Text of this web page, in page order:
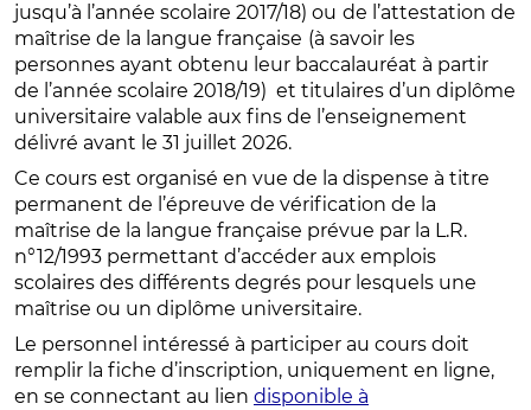
jusqu’à l’année scolaire 2017/18) ou de l’attestation de
maîtrise de la langue française (à savoir les
personnes ayant obtenu leur baccalauréat à partir
de l’année scolaire 2018/19) et titulaires d’un diplôme
universitaire valable aux fins de l’enseignement
délivré avant le 31 juillet 2026.
Ce cours est organisé en vue de la dispense à titre
permanent de l’épreuve de vérification de la
maîtrise de la langue française prévue par la L.R.
n°12/1993 permettant d’accéder aux emplois
scolaires des différents degrés pour lesquels une
maîtrise ou un diplôme universitaire.
Le personnel intéressé à participer au cours doit
remplir la fiche d’inscription, uniquement en ligne,
en se connectant au lien disponible à